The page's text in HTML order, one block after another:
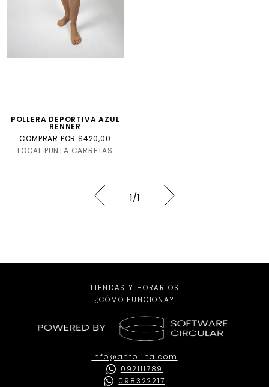
POLLERA DEPORTIVA AZUL
RENNER
COMPRAR POR $420,00
LOCAL PUNTA CARRETAS
1/1
TIENDAS Y HORARIOS
¿CÓMO FUNCIONA?
info@antolina.com
092111789
098322217